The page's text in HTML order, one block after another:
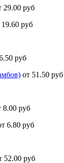
29.00 руб
19.60 руб
руб
от 51.50 руб
8.00 руб
6.80 руб
52.00 руб